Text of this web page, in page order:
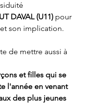
DAVAL (U11) pour
son implication.
de mettre aussi à
et filles qui se
l'année en venant
des plus jeunes